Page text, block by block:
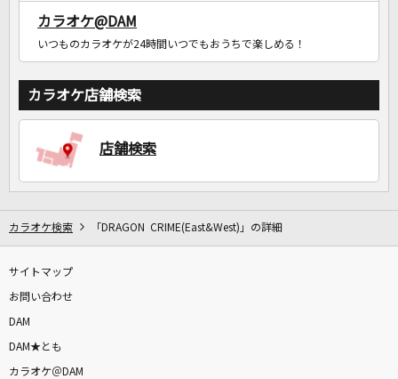
カラオケ@DAM
いつものカラオケが24時間いつでもおうちで楽しめる！
カラオケ店舗検索
店舗検索
カラオケ検索 「DRAGON CRIME(East&West)」の詳細
サイトマップ
お問い合わせ
DAM
DAM★とも
カラオケ＠DAM